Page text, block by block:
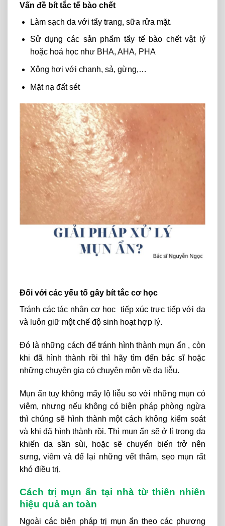
Vấn đề bít tắc tế bào chết
Làm sạch da với tẩy trang, sữa rửa mặt.
Sử dụng các sản phẩm tẩy tế bào chết vật lý
hoặc hoá học như BHA, AHA, PHA
Xông hơi với chanh, sả, gừng,…
Mặt nạ đất sét
Đối với các yếu tố gây bít tắc cơ học
Tránh các tác nhân cơ học tiếp xúc trực tiếp với da
và luôn giữ một chế độ sinh hoạt hợp lý.
Đó là những cách để tránh hình thành mụn ẩn , còn
khi đã hình thành rồi thì hãy tìm đến bác sĩ hoặc
những chuyên gia có chuyên môn về da liễu.
Mụn ẩn tuy không mấy lộ liễu so với những mụn có
viêm, nhưng nếu không có biện pháp phòng ngừa
thì chúng sẽ hình thành một cách không kiểm soát
và khi đã hình thành rồi. Thì mụn ẩn sẽ ở lì trong da
khiến da sần sùi, hoặc sẽ chuyển biến trở nên
sưng, viêm và để lại những vết thâm, sẹo mụn rất
khó điều trị.
Cách trị mụn ẩn tại nhà từ thiên nhiên
hiệu quả an toàn
Ngoài các biện pháp trị mụn ẩn theo các phương